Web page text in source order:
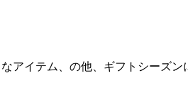
イテム、の他、ギフトシーズ